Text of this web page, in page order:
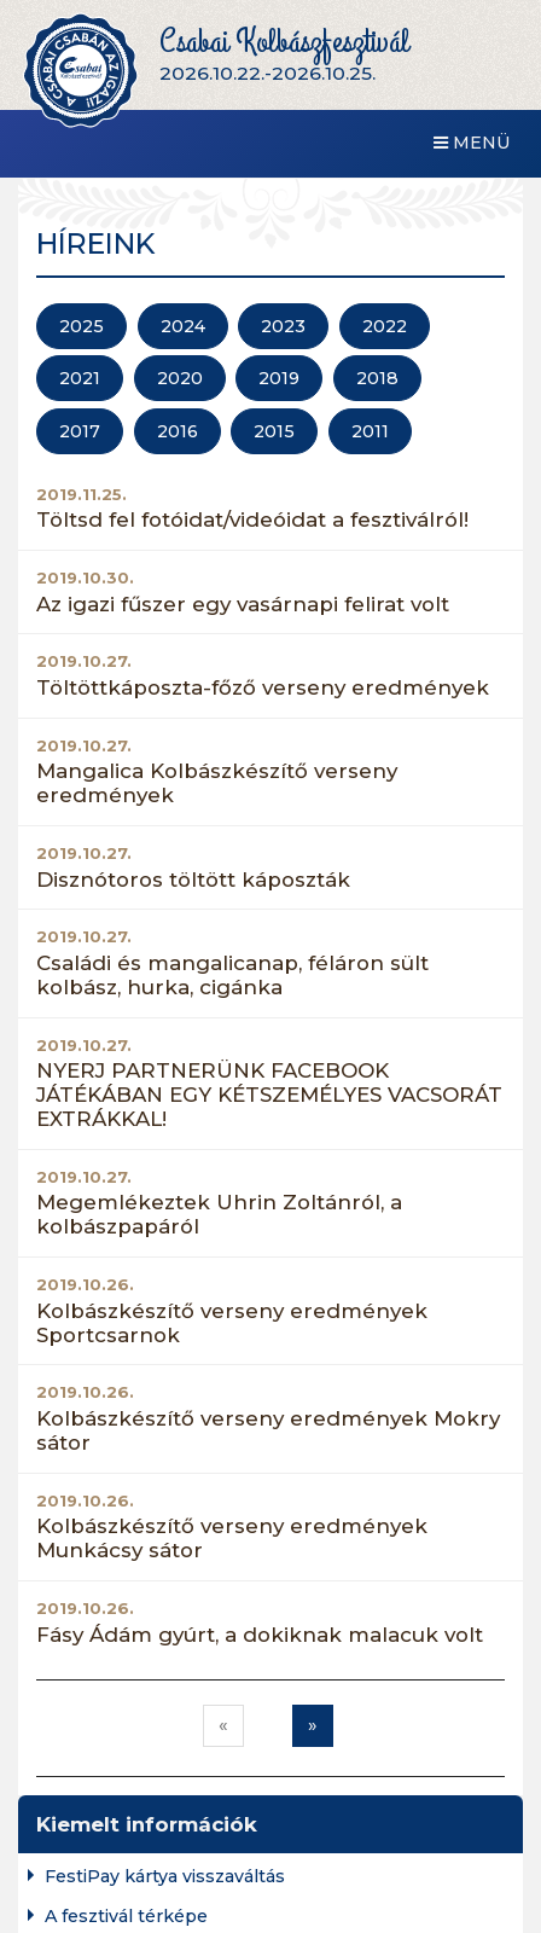
Csabai Kolbászfesztivál
2026.10.22.-2026.10.25.
MENÜ
HÍREINK
2025 2024 2023 2022
2021 2020 2019 2018
2017 2016 2015 2011
2019.11.25.
Töltsd fel fotóidat/videóidat a fesztiválról!
2019.10.30.
Az igazi fűszer egy vasárnapi felirat volt
2019.10.27.
Töltöttkáposzta-főző verseny eredmények
2019.10.27.
Mangalica Kolbászkészítő verseny
eredmények
2019.10.27.
Disznótoros töltött káposzták
2019.10.27.
Családi és mangalicanap, féláron sült
kolbász, hurka, cigánka
2019.10.27.
NYERJ PARTNERÜNK FACEBOOK
JÁTÉKÁBAN EGY KÉTSZEMÉLYES VACSORÁT
EXTRÁKKAL!
2019.10.27.
Megemlékeztek Uhrin Zoltánról, a
kolbászpapáról
2019.10.26.
Kolbászkészítő verseny eredmények
Sportcsarnok
2019.10.26.
Kolbászkészítő verseny eredmények Mokry
sátor
2019.10.26.
Kolbászkészítő verseny eredmények
Munkácsy sátor
2019.10.26.
Fásy Ádám gyúrt, a dokiknak malacuk volt
« »
Kiemelt információk
FestiPay kártya visszaváltás
A fesztivál térképe